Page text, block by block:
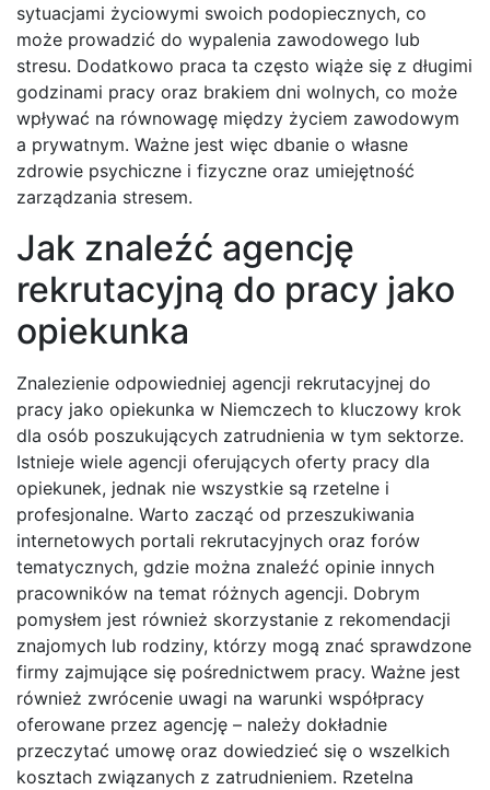
sytuacjami życiowymi swoich podopiecznych, co
może prowadzić do wypalenia zawodowego lub
stresu. Dodatkowo praca ta często wiąże się z długimi
godzinami pracy oraz brakiem dni wolnych, co może
wpływać na równowagę między życiem zawodowym
a prywatnym. Ważne jest więc dbanie o własne
zdrowie psychiczne i fizyczne oraz umiejętność
zarządzania stresem.
Jak znaleźć agencję
rekrutacyjną do pracy jako
opiekunka
Znalezienie odpowiedniej agencji rekrutacyjnej do
pracy jako opiekunka w Niemczech to kluczowy krok
dla osób poszukujących zatrudnienia w tym sektorze.
Istnieje wiele agencji oferujących oferty pracy dla
opiekunek, jednak nie wszystkie są rzetelne i
profesjonalne. Warto zacząć od przeszukiwania
internetowych portali rekrutacyjnych oraz forów
tematycznych, gdzie można znaleźć opinie innych
pracowników na temat różnych agencji. Dobrym
pomysłem jest również skorzystanie z rekomendacji
znajomych lub rodziny, którzy mogą znać sprawdzone
firmy zajmujące się pośrednictwem pracy. Ważne jest
również zwrócenie uwagi na warunki współpracy
oferowane przez agencję – należy dokładnie
przeczytać umowę oraz dowiedzieć się o wszelkich
kosztach związanych z zatrudnieniem. Rzetelna